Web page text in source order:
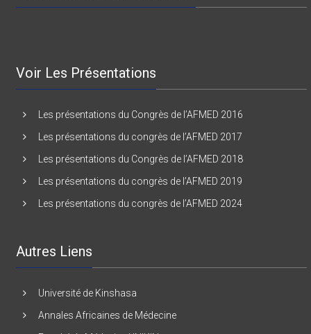
Voir Les Présentations
Les présentations du Congrès de l’AFMED 2016
Les présentations du congrès de l’AFMED 2017
Les présentations du Congrès de l’AFMED 2018
Les présentations du congrès de l’AFMED 2019
Les présentations du congrès de l’AFMED 2024
Autres Liens
Université de Kinshasa
Annales Africaines de Médecine